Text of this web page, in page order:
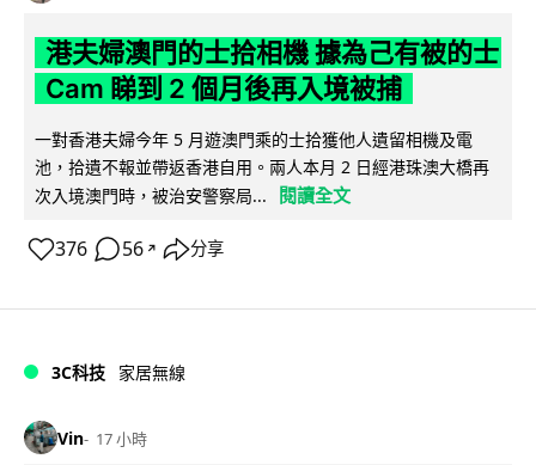
港夫婦澳門的士拾相機 據為己有被的士
Cam 睇到 2 個月後再入境被捕
一對香港夫婦今年 5 月遊澳門乘的士拾獲他人遺留相機及電
池，拾遺不報並帶返香港自用。兩人本月 2 日經港珠澳大橋再
次入境澳門時，被治安警察局...
閱讀全文
376 56 ↗ 分享
3C科技 家居無線
Vin 17 小時